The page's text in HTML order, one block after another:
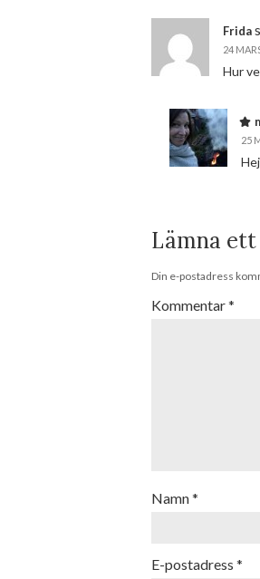
Frida
24
Hur
25
Lämna
Din e-postadress
Kommentar*
Namn*
E-postadress *